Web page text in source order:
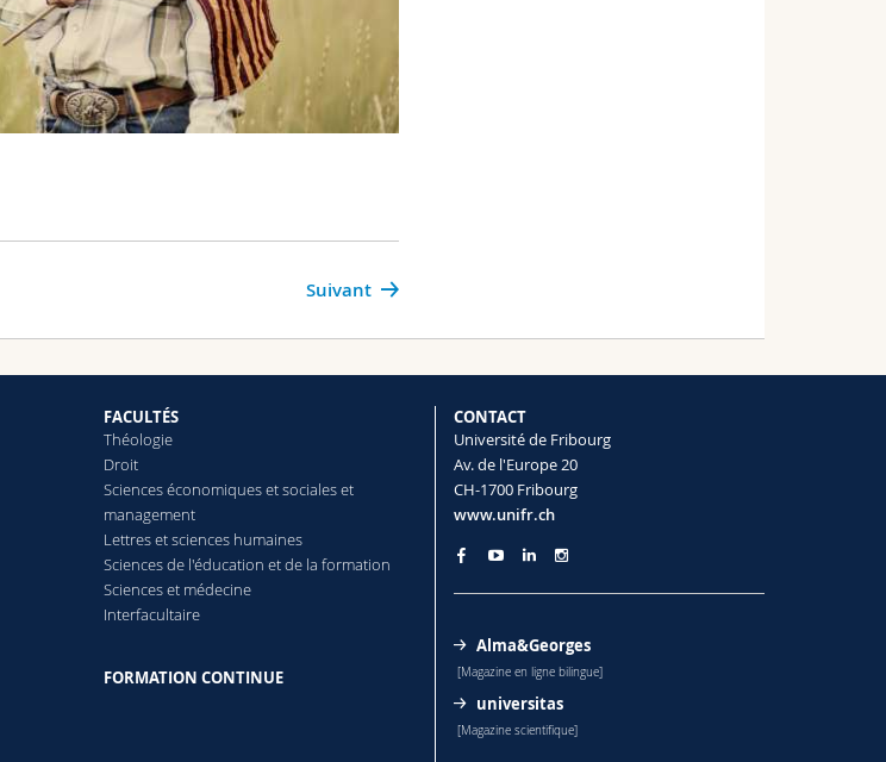
Suivant
FACULTÉS
Théologie
Droit
Sciences économiques et sociales et
management
Lettreset sciences humaines
Sciences de l'éducation et de la formation
Sciences et médecine
Interfacultaire
FORMATION CONTINUE
CONTACT
Université de Fribourg
Av. de l'Europe 20
CH-1700 Fribourg
www.unifr.ch
Alma&Georges
[Magazine en ligne bilingue]
universitas
[Magazine scientifique]